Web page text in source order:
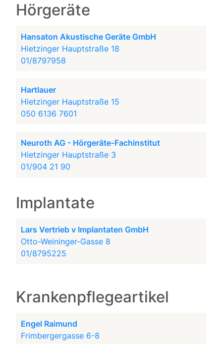
Hörgeräte
Hansaton Akustische Geräte GmbH
Hietzinger Hauptstraße 18
01/8797958
Hartlauer
Hietzinger Hauptstraße 15
050 6136 7601
Neuroth AG - Hörgeräte-Fachinstitut
Hietzinger Hauptstraße 3
01/904 21 90
Implantate
Lars Vertrieb v Implantaten GmbH
Otto-Weininger-Gasse 8
01/8795225
Krankenpflegeartikel
Engel Raimund
Frimbergergasse 6-8